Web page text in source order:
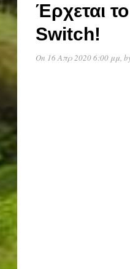
Έρχεται
Switch!
On 16 Απρ 2020 6:00 μμ,